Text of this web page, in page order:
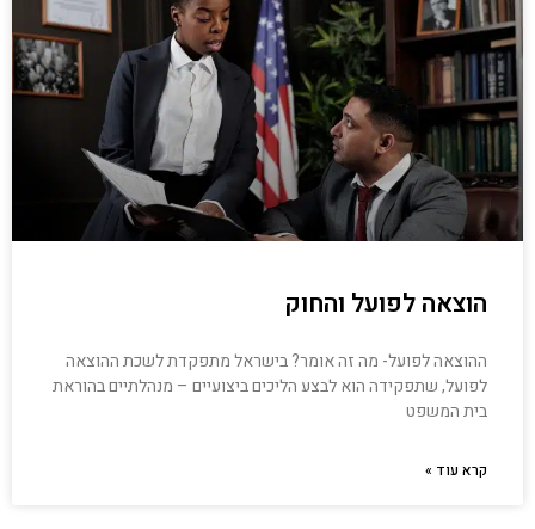
הוצאה לפועל והחוק
ההוצאה לפועל- מה זה אומר? בישראל מתפקדת לשכת ההוצאה
לפועל, שתפקידה הוא לבצע הליכים ביצועיים – מנהלתיים בהוראת
בית המשפט
קרא עוד »